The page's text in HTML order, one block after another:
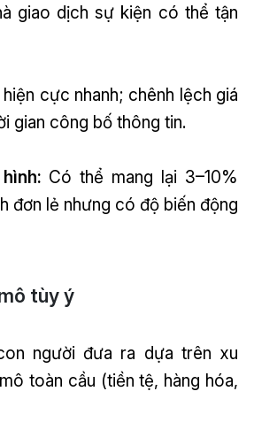
giao dịch sự kiện có thể tận
cực nhanh; chênh lệch giá
gian công bố thông tin.
Có thể mang lại 3–10%
đơn lẻ nhưng có độ biến động
tùy ý
người đưa ra dựa trên xu
toàn cầu (tiền tệ, hàng hóa,